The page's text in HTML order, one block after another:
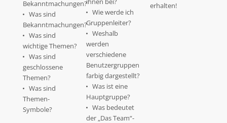
Bekanntmachungen?
Was sind
Bekanntmachungen?
Was sind
wichtige Themen?
Was sind
geschlossene
Themen?
Was sind
Themen-
Symbole?
Wie werde ich
Gruppenleiter?
Weshalb
werden
verschiedene
Benutzergruppen
farbig dargestellt?
Was ist eine
Hauptgruppe?
Was bedeutet
der „Das Team“-
erhalten!